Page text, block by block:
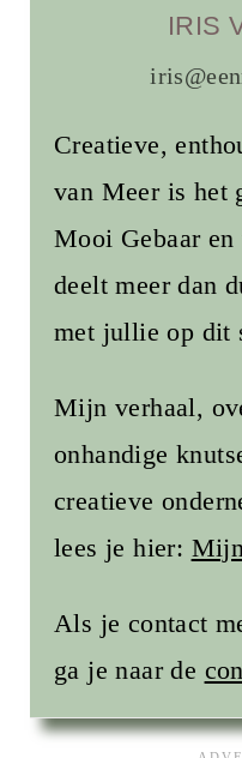
IRIS
Creatieve,
van Meer is het
Mooi Gebaar
deelt meer dan
met jullie op dit
Mijn verhaal,
onhandige
creatieve
lees je hier:
Als je contact
ga je naar de